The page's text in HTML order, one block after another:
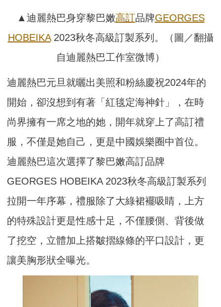
▲迪麗熱巴身穿黎巴嫩高訂品牌GEORGES
HOBEIKA2023秋冬高級訂製系列。（圖／翻攝
自迪麗熱巴工作室微博）
迪麗熱巴元旦就曬出美照和粉絲慶祝2024年的
開始，卻沒想到有著「紅毯定海神針」，在時
尚界擁有一席之地的她，開年就穿上了高訂禮
服，不僅是她自己，更是中國娛樂圈中首位。
迪麗熱巴這次選擇了黎巴嫩高訂品牌
GEORGES HOBEIKA 2023秋冬高級訂製系列
拉開一年序幕，禮服除了大綠裙襬吸睛，上方
的特殊設計更是性感十足，不僅腰側、背後做
了挖空，立體加上搭皺摺線條的平口設計，更
讓美胸形狀全曝光。